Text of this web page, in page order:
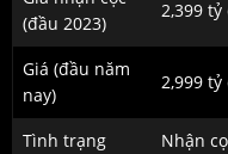
(đầu 2023)
2,399 tỷ
Giá (đầu năm
nay)
2,999 tỷ
Tình trạng
Nhận